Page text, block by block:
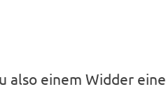
also einem Widder eine